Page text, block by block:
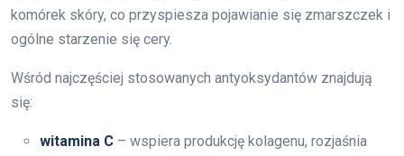
komórek skóry, co przyspiesza pojawianie się zmarszczek i
ogólne starzenie się cery.
Wśród najczęściej stosowanych antyoksydantów znajdują
się:
witamina C – wspiera produkcję kolagenu, rozjaśnia